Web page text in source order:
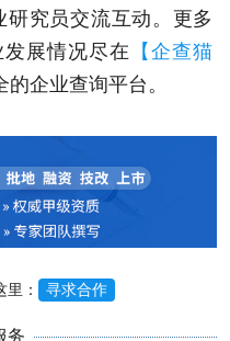
研究员交流互动。更多
展情况尽在
【企查猫
的企业查询平台。
： 寻求合作
务